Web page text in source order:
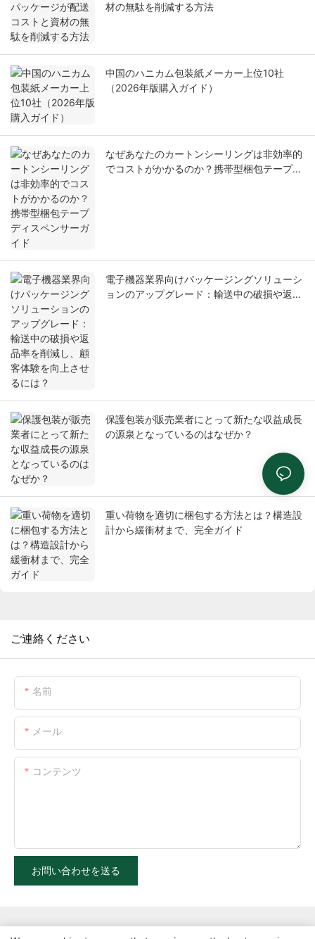
材の無駄を削減する方法
中国のハニカム包装紙メーカー上位10社
（2026年版購入ガイド）
なぜあなたのカートンシーリングは非効率的
でコストがかかるのか？携帯型梱包テープデ
電子機器業界向けパッケージングソリューシ
ョンのアップグレード：輸送中の破損や返品
保護包装が販売業者にとって新たな収益成長
の源泉となっているのはなぜか？
重い荷物を適切に梱包する方法とは？構造設
計から緩衝材まで、完全ガイド
ご連絡ください
名前
メール
コンテンツ
お問い合わせを送る